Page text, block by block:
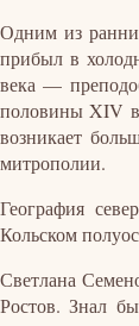
Одним из
прибыл в
века —
половины XIV
возникает
митрополии.
География
Кольском
Светлана
Ростов. Знал